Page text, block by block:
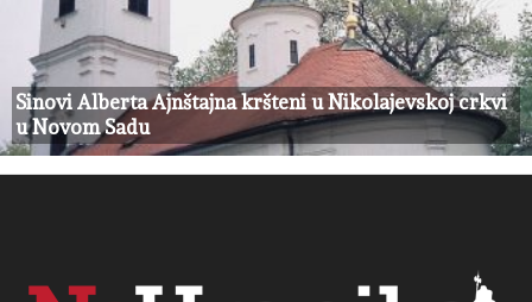
Sinovi Alberta Ajnštajna kršteni u Nikolajevskoj crkvi
u Novom Sadu